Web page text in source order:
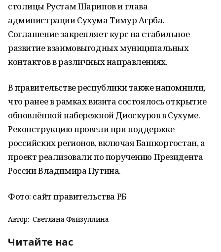
столицы Рустам Шарипов и глава
администрации Сухума Тимур Агрба.
Соглашение закрепляет курс на стабильное
развитие взаимовыгодных муниципальных
контактов в различных направлениях.
В правительстве республики также напомнили,
что ранее в рамках визита состоялось открытие
обновлённой набережной Диоскуров в Сухуме.
Реконструкцию провели при поддержке
российских регионов, включая Башкортостан, а
проект реализовали по поручению Президента
России Владимира Путина.
Фото: сайт правительства РБ
Автор: Светлана Файзуллина
Читайте нас